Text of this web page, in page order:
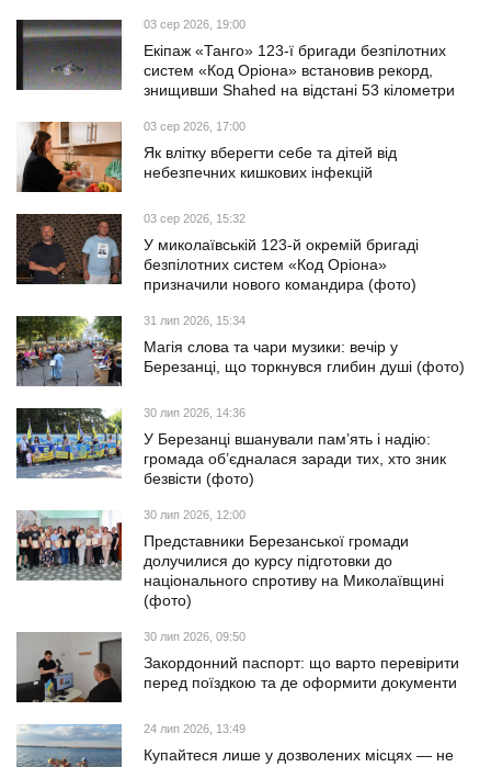
03 сер 2026, 19:00
Екіпаж «Танго» 123-ї бригади безпілотних
систем «Код Оріона» встановив рекорд,
знищивши Shahed на відстані 53 кілометри
03 сер 2026, 17:00
Як влітку вберегти себе та дітей від
небезпечних кишкових інфекцій
03 сер 2026, 15:32
У миколаївській 123-й окремій бригаді
безпілотних систем «Код Оріона»
призначили нового командира (фото)
31 лип 2026, 15:34
Магія слова та чари музики: вечір у
Березанці, що торкнувся глибин душі (фото)
30 лип 2026, 14:36
У Березанці вшанували пам’ять і надію:
громада об’єдналася заради тих, хто зник
безвісти (фото)
30 лип 2026, 12:00
Представники Березанської громади
долучилися до курсу підготовки до
національного спротиву на Миколаївщині
(фото)
30 лип 2026, 09:50
Закордонний паспорт: що варто перевірити
перед поїздкою та де оформити документи
24 лип 2026, 13:49
Купайтеся лише у дозволених місцях — не